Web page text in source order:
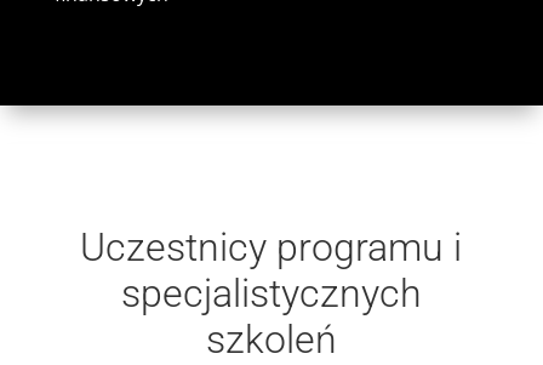
Uczestnicy programu i
specjalistycznych
szkoleń